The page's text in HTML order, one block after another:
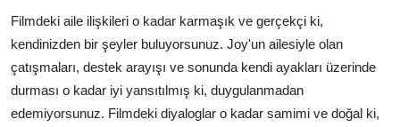
Filmdeki aile ilişkileri o kadar karmaşık ve gerçekçi ki,
kendinizden bir şeyler buluyorsunuz. Joy'un ailesiyle olan
çatışmaları, destek arayışı ve sonunda kendi ayakları üzerinde
durması o kadar iyi yansıtılmış ki, duygulanmadan
edemiyorsunuz. Filmdeki diyaloglar o kadar samimi ve doğal ki,